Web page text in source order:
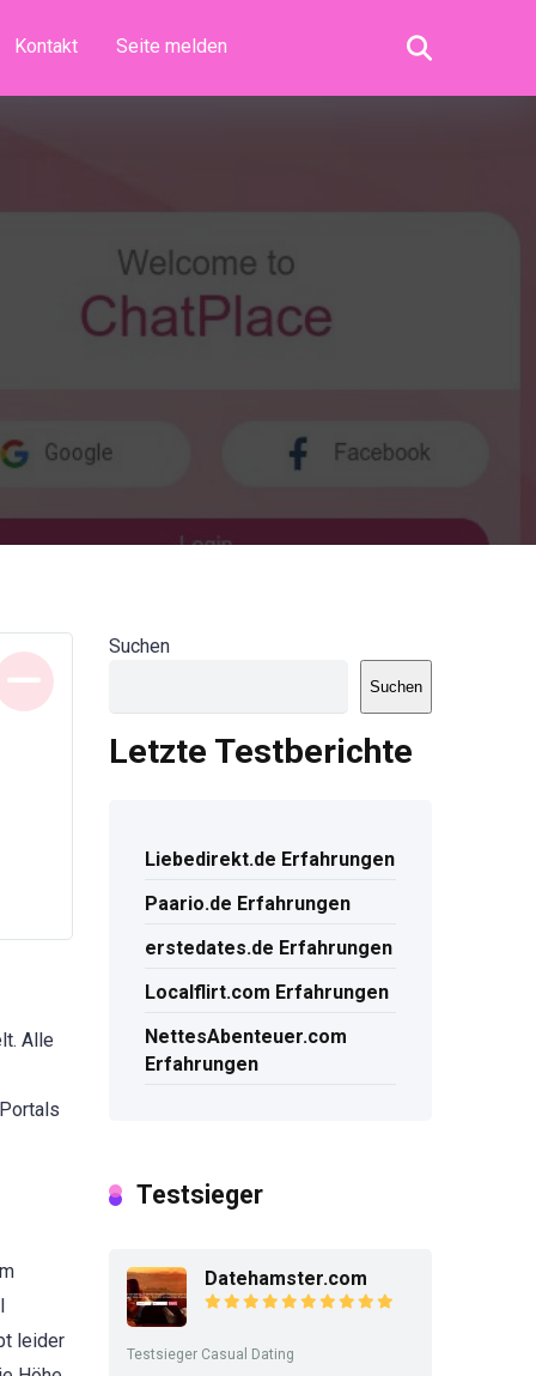
Kontakt Seite melden
Alle
leider
Suchen
Suchen
Letzte Testberichte
Liebedirekt.de Erfahrungen
Paario.de Erfahrungen
erstedates.de Erfahrungen
Localflirt.com Erfahrungen
NettesAbenteuer.com
Erfahrungen
Testsieger
Datehamster.com
Testsieger Casual Dating